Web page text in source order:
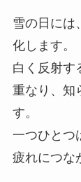
雪の日には
化します。
白く反射す
重なり、知
す。
一つひとつ
疲れにつな